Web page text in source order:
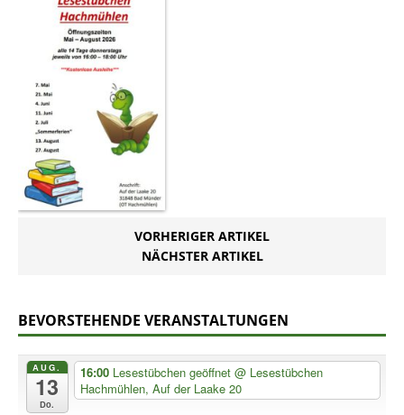
VORHERIGER ARTIKEL
NÄCHSTER ARTIKEL
BEVORSTEHENDE VERANSTALTUNGEN
AUG.
13
Do.
16:00 Lesestübchen geöffnet @ Lesestübchen
Hachmühlen, Auf der Laake 20